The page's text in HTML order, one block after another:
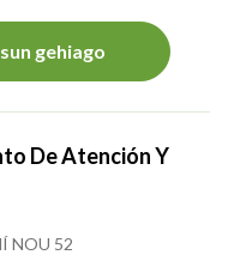
gehiago
De Atención Y
NOU 52